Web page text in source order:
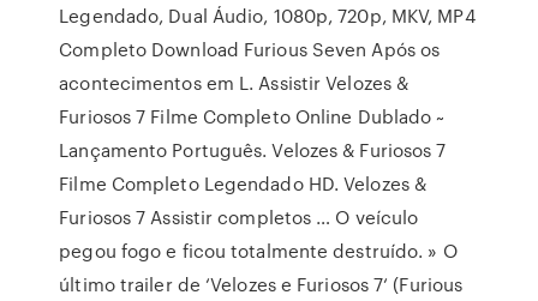
Legendado, Dual Áudio, 1080p, 720p, MKV, MP4
Completo Download Furious Seven Após os
acontecimentos em L. Assistir Velozes &
Furiosos 7 Filme Completo Online Dublado ~
Lançamento Português. Velozes & Furiosos 7
Filme Completo Legendado HD. Velozes &
Furiosos 7 Assistir completos … O veículo
pegou fogo e ficou totalmente destruído. » O
último trailer de ‘Velozes e Furiosos 7‘ (Furious